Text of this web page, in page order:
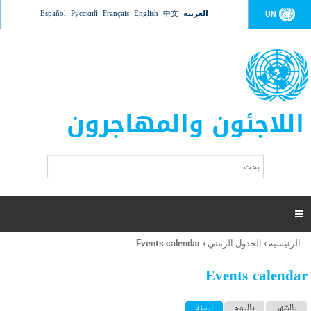
Jump to navigation UN العربية 中文
English
Français
Русский
Español
اللاجئون والمهاجرون
ت
ر
ل
ح
ب

أنت
هنا
الرئيسية › الجدول الزمني ›
Events calendar
Events calendar